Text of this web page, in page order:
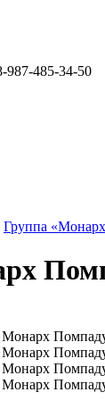
987-485-34-50
Группа